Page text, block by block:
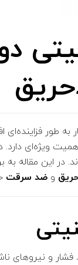
فزاینده‌ای
ویژه‌ای
در این مقاله
وضد سرقت
و نیروهای